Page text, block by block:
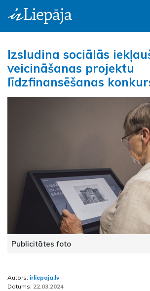
Izsludina sociālās
veicināšanas projektu
līdzfinansēšanas
Publicitātes foto
Autors: irliepaja.lv
Datums: 22.03.2024